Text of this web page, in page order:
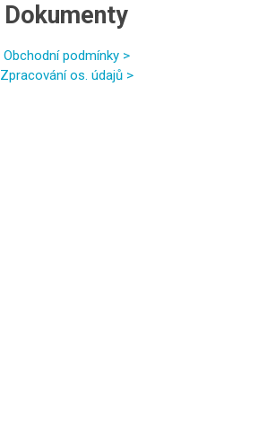
Dokumenty
Obchodní podmínky >
Zpracování os. údajů >